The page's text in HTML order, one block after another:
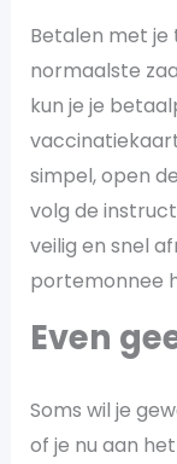
Betalen met je
normaalste
kun je je
simpel, open
volg de
veilig en snel
portemonnee
Even
Soms wil je
of je nu aan